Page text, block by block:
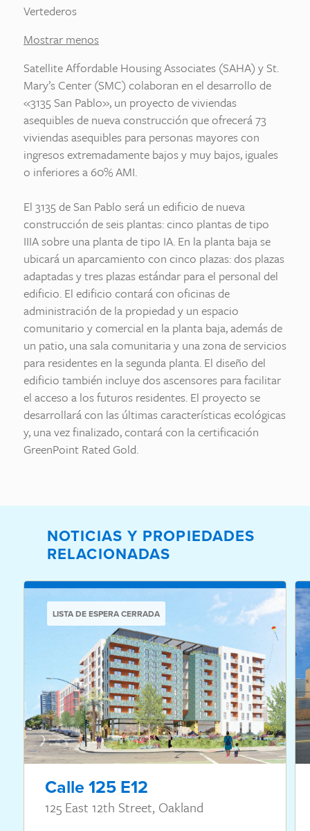
Vertederos
Mostrar menos
Satellite Affordable Housing Associates (SAHA) y St.
Mary’s Center (SMC) colaboran en el desarrollo de
«3135 San Pablo», un proyecto de viviendas
asequibles de nueva construcción que ofrecerá 73
viviendas asequibles para personas mayores con
ingresos extremadamente bajos y muy bajos, iguales
o inferiores a 60% AMI.
El 3135 de San Pablo será un edificio de nueva
construcción de seis plantas: cinco plantas de tipo
IIIA sobre una planta de tipo IA. En la planta baja se
ubicará un aparcamiento con cinco plazas: dos plazas
adaptadas y tres plazas estándar para el personal del
edificio. El edificio contará con oficinas de
administración de la propiedad y un espacio
comunitario y comercial en la planta baja, además de
un patio, una sala comunitaria y una zona de servicios
para residentes en la segunda planta. El diseño del
edificio también incluye dos ascensores para facilitar
el acceso a los futuros residentes. El proyecto se
desarrollará con las últimas características ecológicas
y, una vez finalizado, contará con la certificación
GreenPoint Rated Gold.
NOTICIAS Y PROPIEDADES
RELACIONADAS
LISTA DE ESPERA CERRADA
Calle 125 E12
125 East 12th Street, Oakland